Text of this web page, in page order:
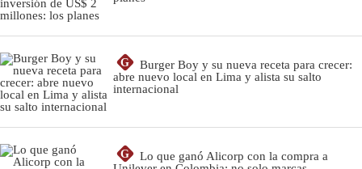
G
Burger Boy y su nueva receta para crecer:
abre nuevo local en Lima y alista su salto
internacional
G
Lo que ganó Alicorp con la compra a